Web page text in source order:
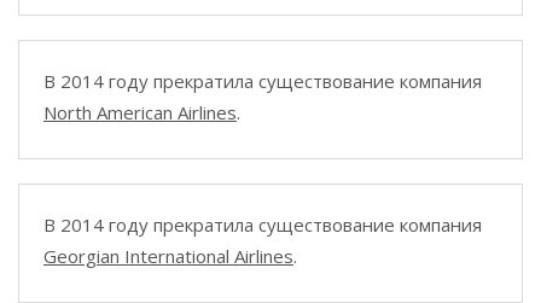
В 2014 году прекратила существование компания
North American Airlines.
В 2014 году прекратила существование компания
Georgian International Airlines.